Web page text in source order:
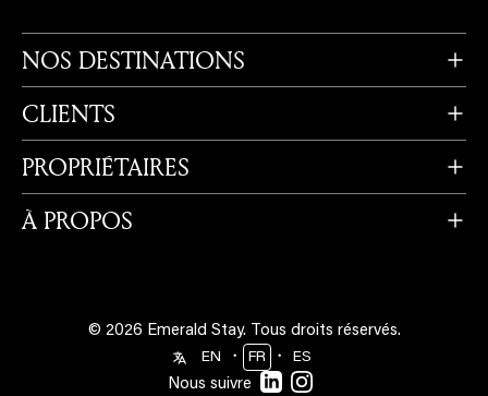
NOS DESTINATIONS
CLIENTS
PROPRIÉTAIRES
À PROPOS
© 2026 Emerald Stay. Tous droits réservés.
EN ・ FR ・ ES
Nous suivre